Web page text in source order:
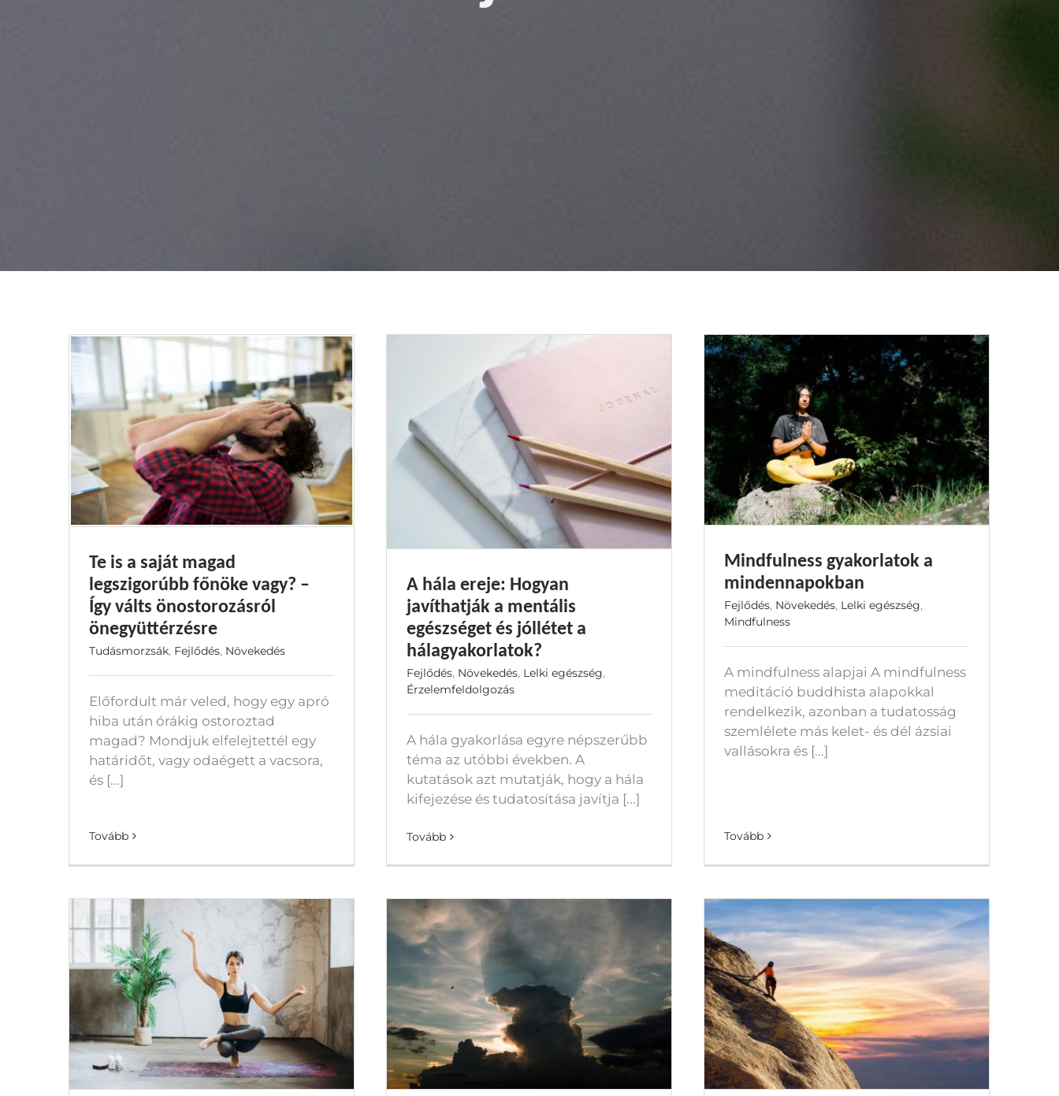
Te is a saját magad
legszigorúbb főnöke vagy? –
Így válts önostorozásról
önegyüttérzésre
Tudásmorzsák, Fejlődés, Növekedés
Előfordult már veled, hogy egy apró
hiba után órákig ostoroztad
magad? Mondjuk elfelejtettél egy
határidőt, vagy odaégett a vacsora,
és [...]
Tovább
A hála ereje: Hogyan
javíthatják a mentális
egészséget és jóllétet a
hálagyakorlatok?
Fejlődés, Növekedés, Lelki egészség,
Érzelemfeldolgozás
A hála gyakorlása egyre népszerűbb
téma az utóbbi években. A
kutatások azt mutatják, hogy a hála
kifejezése és tudatosítása javítja [...]
Tovább
Mindfulness gyakorlatok a
mindennapokban
Fejlődés, Növekedés, Lelki egészség,
Mindfulness
A mindfulness alapjai A mindfulness
meditáció buddhista alapokkal
rendelkezik, azonban a tudatosság
szemlélete más kelet- és dél ázsiai
vallásokra és [...]
Tovább